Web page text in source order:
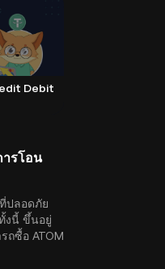
Debit
ารโอน
ปลอดภัย
งนี้ ขึ้นอยู่
ซื้อ ATOM